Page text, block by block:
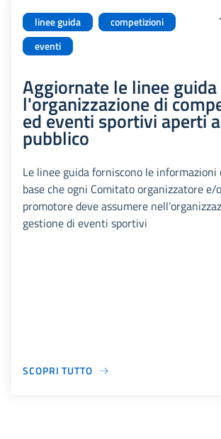
linee guida
competizioni
eventi
Aggiornate le linee
l'organizzazione di
ed eventi sportivi aperti
pubblico
Le linee guida forniscono le
base che ogni Comitato organizzatore e/
promotore deve assumere
gestione di eventi sportivi
SCOPRI TUTTO